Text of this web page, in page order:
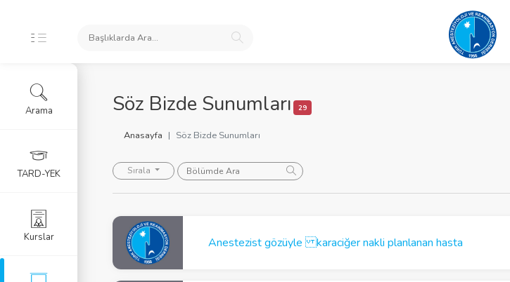
Söz Bizde Sunumları 29
Anasayfa Söz Bizde Sunumları
Sırala
Anestezist gözüyle karaciğer nakli planlanan hasta
Arama
TARD-YEK
Kurslar
Sunumları